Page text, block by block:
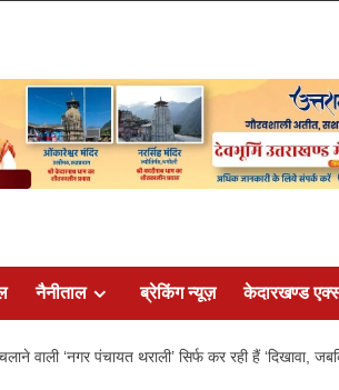
नैनीताल ब्रेकिंग न्यूज़ केदारखण्ड
वाली ‘नगर पंचायत थराली’ सिर्फ कर रही हैं